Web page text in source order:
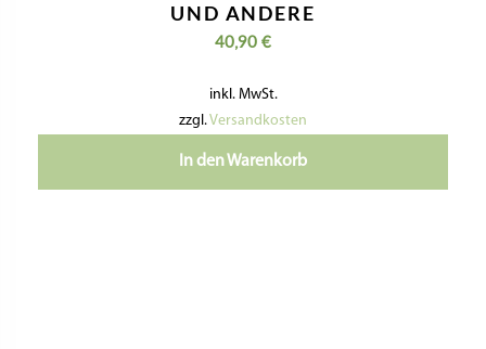
UND ANDERE
40,90 €
inkl. MwSt.
zzgl.Versandkosten
In den Warenkorb